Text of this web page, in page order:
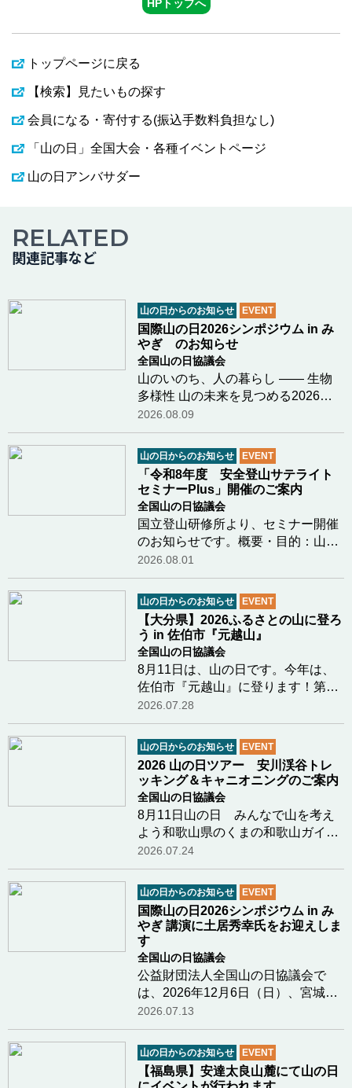
HPトップへ
トップページに戻る
【検索】見たいもの探す
会員になる・寄付する(振込手数料負担なし)
「山の日」全国大会・各種イベントページ
山の日アンバサダー
RELATED
関連記事など
山の日からのお知らせ EVENT
国際山の日2026シンポジウム in み
やぎ のお知らせ
全国山の日協議会
山のいのち、人の暮らし ―― 生物
多様性 山の未来を見つめる2026年
12月6日（日）、宮城県栗原市にお
いて「国際山の日2026シンポジウム
in みやぎ」を開催いたします。今年
のテーマは「生物多様性」。気候変
動という大きな揺…つづきを読む
2026.08.09
山の日からのお知らせ EVENT
「令和8年度 安全登山サテライト
セミナーPlus」開催のご案内
全国山の日協議会
国立登山研修所より、セミナー開催
のお知らせです。概要・目的：山岳
関係機関と共催で、登山初心者をは
じめとする一般登山者を幅広く対象
とし、雪氷学、海外登山遠征の記
録、登山用具・装備の解説等、安全
登山に資する個別…つづきを読む
2026.08.01
山の日からのお知らせ EVENT
【大分県】2026ふるさとの山に登ろ
う in 佐伯市『元越山』
全国山の日協議会
8月11日は、山の日です。今年は、
佐伯市『元越山』に登ります！第５
回「山の日」記念全国大会開催地の
大分県。大分県山の日登山実行委員
会（大分県山岳連盟・大分勤労者山
岳連盟・日本山岳会東九州支部）で
は、毎年ふるさの…つづきを読む
2026.07.28
山の日からのお知らせ EVENT
2026 山の日ツアー 安川渓谷トレ
ッキング＆キャニオニングのご案内
全国山の日協議会
8月11日山の日 みんなで山を考え
よう和歌山県のくまの和歌山ガイド
クラブ新田さまより8月11日山の日
に行われるイベントのご案内があり
ましたのでご紹介します鳥のさえず
り、川のせせらぎ、木漏れ日、川の
水の冷たさ和歌山…つづきを読む
2026.07.24
山の日からのお知らせ EVENT
国際山の日2026シンポジウム in み
やぎ 講演に土居秀幸氏をお迎えしま
す
全国山の日協議会
公益財団法人全国山の日協議会で
は、2026年12月6日（日）、宮城県
栗原市において「国際山の日2026シ
ンポジウム in みやぎ」を開催しま
す。 本シンポジウムでは、「生物多
様性」をメインテーマに掲げ、山や
森が育む自然の恵…つづきを読む
2026.07.13
山の日からのお知らせ EVENT
【福島県】安達太良山麓にて山の日